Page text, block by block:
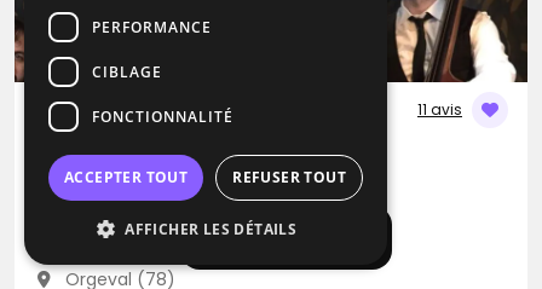
Afficher la carte
11 avis
DJ / Artiste solo / Groupe de musique
Dj Josephine
Musique Africaine Zouk
Orgeval (78)
PERFORMANCE
CIBLAGE
FONCTIONNALITÉ
ACCEPTER TOUT REFUSER TOUT
AFFICHER LES DÉTAILS